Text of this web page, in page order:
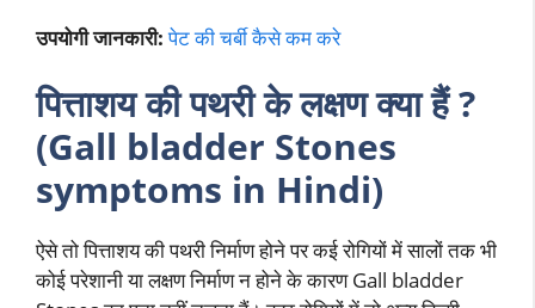
उपयोगी जानकारी: पेट की चर्बी कैसे कम करे
पित्ताशय की पथरी के लक्षण क्या हैं ?
(Gall bladder Stones
symptoms in Hindi)
ऐसे तो पित्ताशय की पथरी निर्माण होने पर कई रोगियों में सालों तक भी
कोई परेशानी या लक्षण निर्माण न होने के कारण Gall bladder